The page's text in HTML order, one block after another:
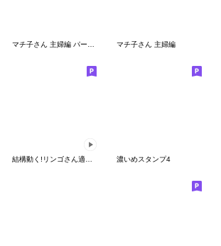
マチ子さん 主婦編 パート3 マチ子さん 主婦編
濃いめスタンプ4